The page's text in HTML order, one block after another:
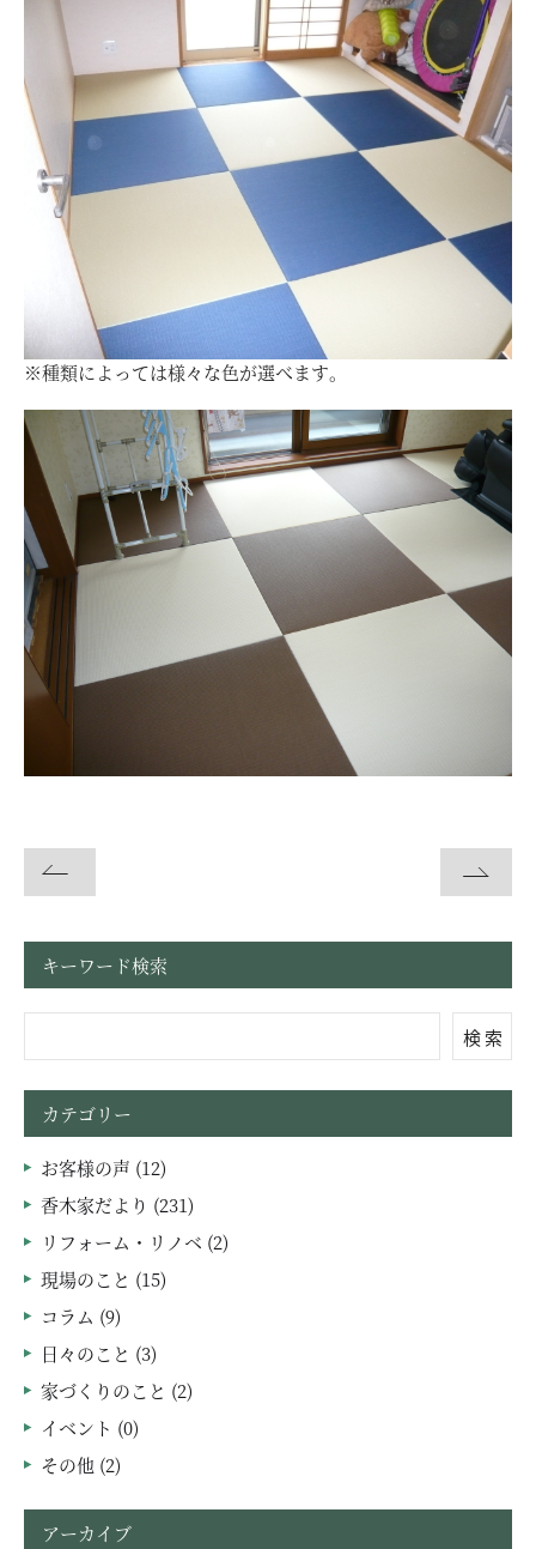
リノベーション
ペレットストーブ
よくある質問
会社情報
イベント
お問い合わせ・資料請求
モデルハウス来場予約
※種類によっては様々な色が選べます。
キーワード検索
検 索
カテゴリー
お客様の声 (12)
香木家だより (231)
リフォーム・リノベ (2)
現場のこと (15)
コラム (9)
日々のこと (3)
家づくりのこと (2)
イベント (0)
その他 (2)
アーカイブ